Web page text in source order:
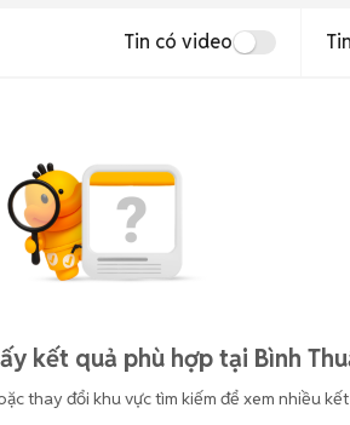
Tin có video
kết quả phù hợp tại Bình
thay đổi khu vực tìm kiếm để xem nhiều